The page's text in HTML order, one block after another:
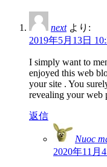
next より:
2019年5月13日
I simply want to
enjoyed this web
your site . You
revealing your web
返信
Nuoc
2020年11月